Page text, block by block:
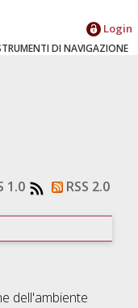
Login
DI NAVIGAZIONE
1.0 RSS 2.0
dell'ambiente